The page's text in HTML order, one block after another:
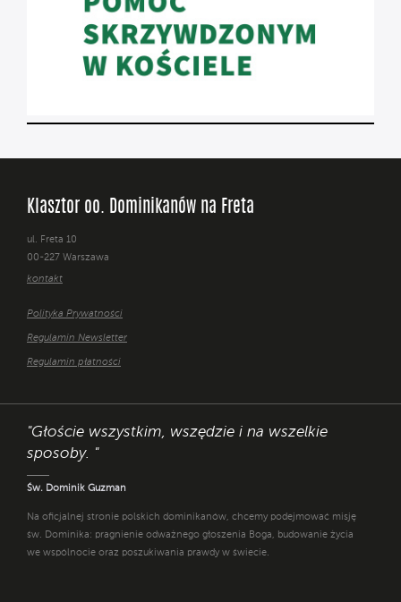
Klasztor oo. Dominikanów na Freta
ul. Freta 10
00-227 Warszawa
kontakt
Polityka Prywatności
Regulamin Newsletter
Regulamin płatności
"Głoście wszystkim, wszędzie i na wszelkie
sposoby. "
Św. Dominik Guzman
Na oficjalnej stronie polskich dominikanów, chcemy podejmować misję
św. Dominika: pragnienie odważnego głoszenia Boga, budowanie życia
we wspólnocie oraz poszukiwania prawdy w świecie.